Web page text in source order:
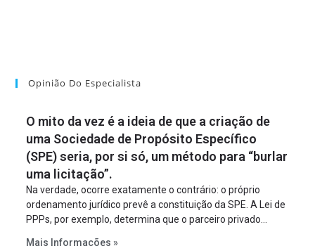
Opinião Do Especialista
O mito da vez é a ideia de que a criação de
uma Sociedade de Propósito Específico
(SPE) seria, por si só, um método para “burlar
uma licitação”.
Na verdade, ocorre exatamente o contrário: o próprio
ordenamento jurídico prevê a constituição da SPE. A Lei de
PPPs, por exemplo, determina que o parceiro privado
Mais Informações »